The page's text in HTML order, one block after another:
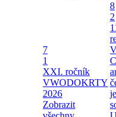
7
1
XXI. ročník
VWODOKRTY
2026
Zobrazit
8
2